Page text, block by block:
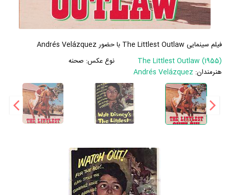
فیلم سینمایی The Littlest Outlaw با حضور Andrés Velázquez
The Littlest Outlaw (1955)
نوع عکس: صحنه
هنرمندان:Andrés Velázquez